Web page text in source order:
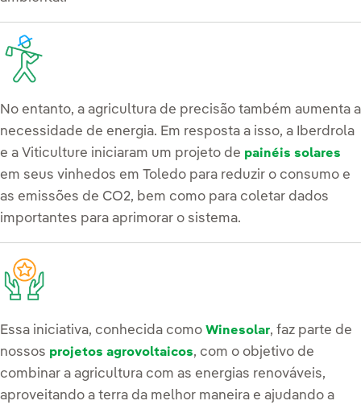
No entanto, a agricultura de precisão também aumenta a
necessidade de energia. Em resposta a isso, a Iberdrola
e a Viticulture iniciaram um projeto de painéis solares
em seus vinhedos em Toledo para reduzir o consumo e
as emissões de CO2, bem como para coletar dados
importantes para aprimorar o sistema.
Essa iniciativa, conhecida como Winesolar, faz parte de
nossos projetos agrovoltaicos, com o objetivo de
combinar a agricultura com as energias renováveis,
aproveitando a terra da melhor maneira e ajudando a